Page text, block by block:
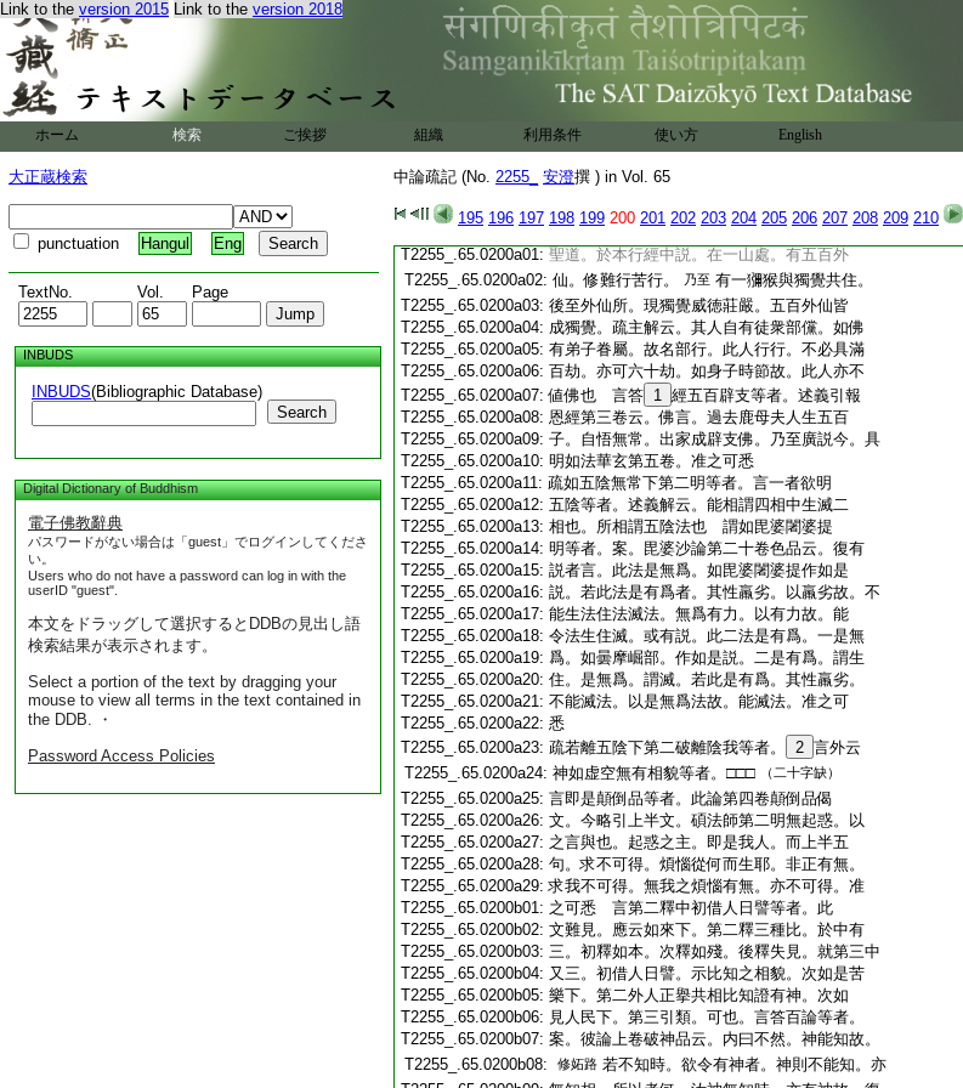
Link to the version 2015 Link to the version 2018
ホーム 検索 ご挨拶 組織 利用条件 使い方 English
大正蔵検索
punctuation Hangul Eng
TextNo. Vol. Page
INBUDS
INBUDS(Bibliographic Database)
Search
Digital Dictionary of Buddhism
電子佛教辭典
パスワードがない場合は「guest」でログインしてくださ
い。
Users who do not have a password can log in with the
userID "guest".
本文をドラッグして選択するとDDBの見出し語
検索結果が表示されます。
Select a portion of the text by dragging your
mouse to view all terms in the text contained in
the DDB. ・
Password Access Policies
中論疏記 (No. 2255_ 安澄撰 ) in Vol. 65
195 196 197 198 199 200 201 202 203 204 205 206 207 208 209 210
T2255_.65.0199c20:道。所言犀角者。玉篇。作 7
𡱝字。先啼反。説文。
T2255_.65.0199c21: 𡱝遲也。獸名之𡱝。爲 8
字。思雞反。形似牛
T2255_.65.0199c22:猪頭 9 士腹 10 卑脚。脚有三蹄。黒色三角。一角
在頂。一在鼻。在鼻者即食角也。小而 11
。好
食棘也。有人云。此狩四足。此中有二。一者
T2255_.65.0199c25:通天𡱝。二者陸行＊
。今取後也 言五者
T2255_.65.0199c26: 有部行辟支等者。案。倶舍論第九卷分別世
T2255_.65.0199c27:間品 12
T2255_.65.0199c28: 有餘師説。先世凡夫。後成部行獨覺。若此
T2255_.65.0200a01: 聖道。於本行經中説。在一山處。有五百外
T2255_.65.0200a02: 仙。修難行苦行。 乃至 有一獼猴與獨覺共住。
T2255_.65.0200a03: 後至外仙所。現獨覺威徳莊嚴。五百外仙皆
T2255_.65.0200a04: 成獨覺。疏主解云。其人自有徒衆部儻。如佛
T2255_.65.0200a05: 有弟子眷屬。故名部行。此人行行。不必具滿
T2255_.65.0200a06: 百劫。亦可六十劫。如身子時節故。此人亦不
T2255_.65.0200a07:値佛也 言答 1 經五百辟支等者。述義引報
T2255_.65.0200a08: 恩經第三卷云。佛言。過去鹿母夫人生五百
T2255_.65.0200a09: 子。自悟無常。出家成辟支佛。乃至廣説今。具
T2255_.65.0200a10: 明如法華玄第五卷。准之可悉
T2255_.65.0200a11: 疏如五陰無常下第二明等者。言一者欲明
T2255_.65.0200a12: 五陰等者。述義解云。能相謂四相中生滅二
T2255_.65.0200a13: 相也。所相謂五陰法也 謂如毘婆闍婆提
T2255_.65.0200a14: 明等者。案。毘婆沙論第二十卷色品云。復有
T2255_.65.0200a15: 説者言。此法是無爲。如毘婆闍婆提作如是
T2255_.65.0200a16: 説。若此法是有爲者。其性羸劣。以羸劣故。不
T2255_.65.0200a17: 能生法住法滅法。無爲有力。以有力故。能
T2255_.65.0200a18: 令法生住滅。或有説。此二法是有爲。一是無
T2255_.65.0200a19: 爲。如曇摩崛部。作如是説。二是有爲。謂生
T2255_.65.0200a20: 住。是無爲。謂滅。若此是有爲。其性羸劣。
T2255_.65.0200a21: 不能滅法。以是無爲法故。能滅法。准之可
T2255_.65.0200a22: 悉
T2255_.65.0200a23: 疏若離五陰下第二破離陰我等者。 2 言外云
T2255_.65.0200a24: 神如虚空無有相貌等者。□□□ （二十字缺）
T2255_.65.0200a25: 言即是顛倒品等者。此論第四卷顛倒品偈
T2255_.65.0200a26: 文。今略引上半文。碩法師第二明無起惑。以
T2255_.65.0200a27: 之言與也。起惑之主。即是我人。而上半五
T2255_.65.0200a28: 句。求不可得。煩惱從何而生耶。非正有無。
T2255_.65.0200a29:求我不可得。無我之煩惱有無。亦不可得。准
T2255_.65.0200b01: 之可悉 言第二釋中初借人日譬等者。此
T2255_.65.0200b02: 文難見。應云如來下。第二釋三種比。於中有
T2255_.65.0200b03: 三。初釋如本。次釋如殘。後釋失見。就第三中
T2255_.65.0200b04: 又三。初借人日譬。示比知之相貌。次如是苦
T2255_.65.0200b05: 樂下。第二外人正擧共相比知證有神。次如
T2255_.65.0200b06: 見人民下。第三引類。可也。言答百論等者。
T2255_.65.0200b07: 案。彼論上卷破神品云。内曰不然。神能知故。
T2255_.65.0200b08:
修妬路 若不知時。欲令有神者。神則不能知。亦